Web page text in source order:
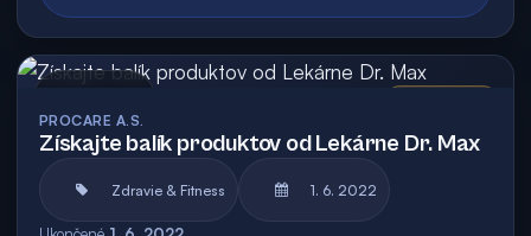
PROCARE A.S.
Získajte balík produktov od Lekárne Dr. Max
Zdravie & Fitness 1. 6. 2022